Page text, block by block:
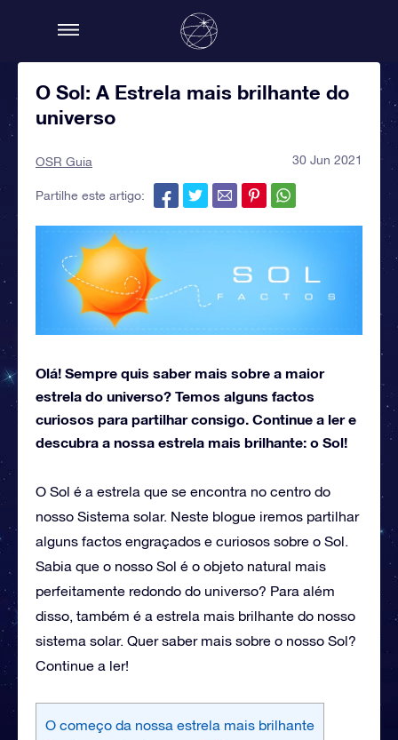
O Sol: A Estrela mais brilhante do
universo
OSR Guia 30 Jun 2021
Partilhe este artigo:
Olá! Sempre quis saber mais sobre a maior
estrela do universo? Temos alguns factos
curiosos para partilhar consigo. Continue a ler e
descubra a nossa estrela mais brilhante: o Sol!
O Sol é a estrela que se encontra no centro do
nosso Sistema solar. Neste blogue iremos partilhar
alguns factos engraçados e curiosos sobre o Sol.
Sabia que o nosso Sol é o objeto natural mais
perfeitamente redondo do universo? Para além
disso, também é a estrela mais brilhante do nosso
sistema solar. Quer saber mais sobre o nosso Sol?
Continue a ler!
O começo da nossa estrela mais brilhante